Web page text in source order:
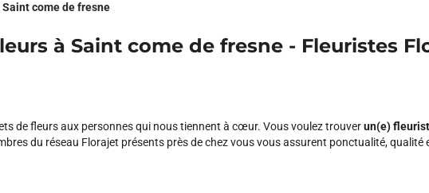
Saint come de fresne
à Saint come de fresne - Fleuristes
de fleurs aux personnes qui nous tiennent à cœur. Vous voulez trouverun(e)
du réseau Florajet présents près de chez vous vous assurent ponctualité, qualité